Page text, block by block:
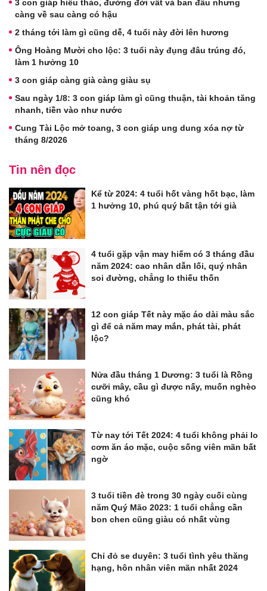
3 con giáp hiếu thảo, đường đời vất vả ban đầu nhưng
càng về sau càng có hậu
2 tháng tới làm gì cũng dễ, 4 tuổi này đời lên hương
Ông Hoàng Mười cho lộc: 3 tuổi này đụng đâu trúng đó,
làm 1 hưởng 10
3 con giáp càng già càng giàu sụ
Sau ngày 1/8: 3 con giáp làm gì cũng thuận, tài khoản tăng
nhanh, tiền vào như nước
Cung Tài Lộc mở toang, 3 con giáp ung dung xóa nợ từ
tháng 8/2026
Tin nên đọc
Kể từ 2024: 4 tuổi hốt vàng hốt bạc, làm
1 hưởng 10, phú quý bất tận tới già
4 tuổi gặp vận may hiếm có 3 tháng đầu
năm 2024: cao nhân dẫn lối, quý nhân
soi đường, chẳng lo thiếu thốn
12 con giáp Tết này mặc áo dài màu sắc
gì để cả năm may mắn, phát tài, phát
lộc?
Nửa đầu tháng 1 Dương: 3 tuổi là Rồng
cưỡi mây, cầu gì được nấy, muốn nghèo
cũng khó
Từ nay tới Tết 2024: 4 tuổi không phải lo
cơm ăn áo mặc, cuộc sống viên mãn bất
ngờ
3 tuổi tiền đè trong 30 ngày cuối cùng
năm Quý Mão 2023: 1 tuổi chẳng cần
bon chen cũng giàu có nhất vùng
Chỉ đỏ se duyên: 3 tuổi tình yêu thăng
hạng, hôn nhân viên mãn nhất 2024